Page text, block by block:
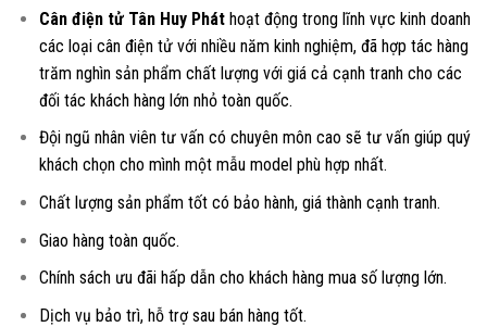
Cân điện tử Tân Huy Pháthoạt động trong lĩnh vực kinh doanh
các loại cân điện tửvới nhiều năm kinh nghiệm, đã hợp tác hàng
trăm nghìn sản phẩm chất lượng với giá cả cạnh tranh cho các
đối tác khách hàng lớn nhỏ toàn quốc.
Đội ngũ nhân viên tư vấn có chuyên môn cao sẽ tư vấn giúp quý
khách chọn cho mình một mẫu model phù hợp nhất.
Chất lượng sản phẩm tốt có bảo hành, giá thành cạnh tranh.
Giao hàng toàn quốc.
Chính sách ưu đãi hấp dẫn cho khách hàng mua số lượng lớn.
Dịch vụ bảo trì, hỗ trợ sau bán hàng tốt.